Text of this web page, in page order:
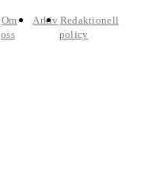
Om
oss
Arkiv Redaktionell
policy